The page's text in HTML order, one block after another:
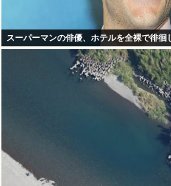
スーパーマンの俳優、ホテルを全裸で徘徊